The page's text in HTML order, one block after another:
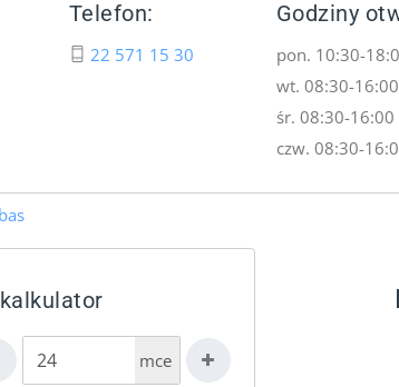
Telefon:
22 571 15 30
Godziny
pon. 10:30-
wt. 08:30-16:00
śr. 08:30-16:00
czw. 08:30-
mce